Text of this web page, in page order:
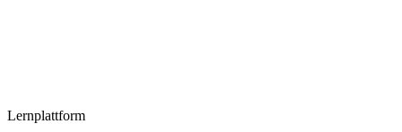
Lernplattform